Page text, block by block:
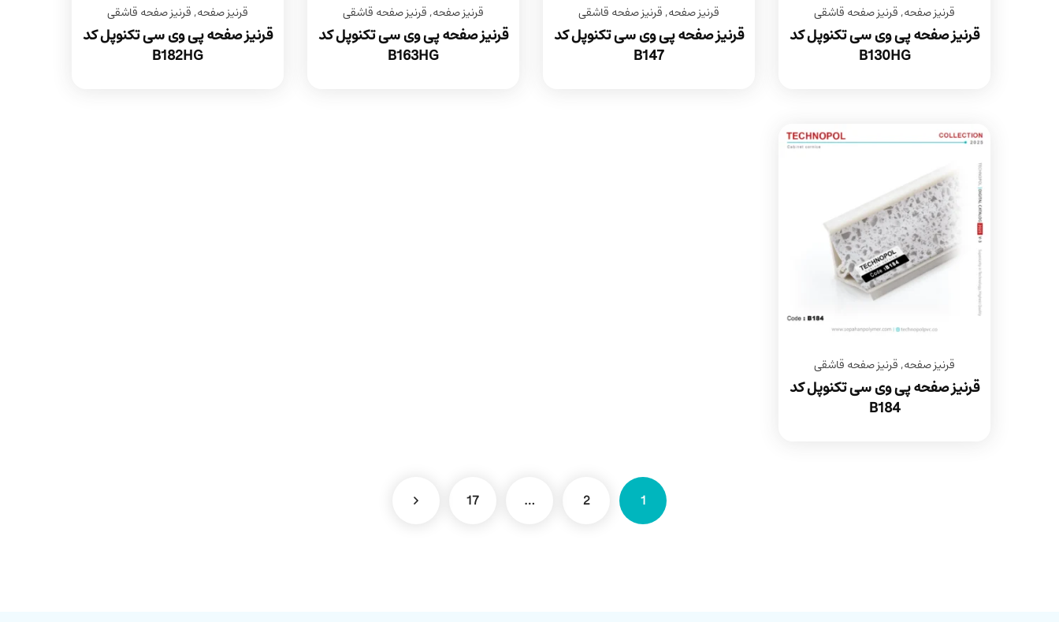
قرنیز صفحه, قرنیز صفحه قاشقی
قرنیز صفحه پی وی سی تکنوپل کد
B130HG
قرنیز صفحه, قرنیز صفحه قاشقی
قرنیز صفحه پی وی سی تکنوپل کد
B147
قرنیز صفحه, قرنیز صفحه قاشقی
قرنیز صفحه پی وی سی تکنوپل کد
B163HG
قرنیز صفحه, قرنیز صفحه قاشقی
قرنیز صفحه پی وی سی تکنوپل کد
B182HG
قرنیز صفحه, قرنیز صفحه قاشقی
قرنیز صفحه پی وی سی تکنوپل کد
B184
1
2
…
17